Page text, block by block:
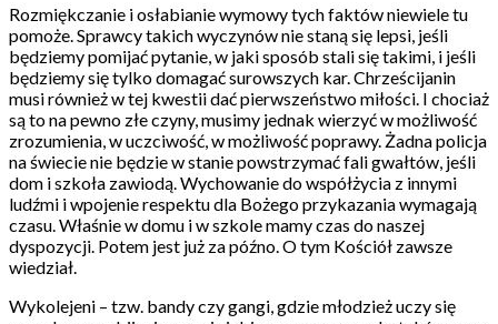
Rozmiękczanie i osłabianie wymowy tych faktów niewiele tu
pomoże. Sprawcy takich wyczynów nie staną się lepsi, jeśli
będziemy pomijać pytanie, w jaki sposób stali się takimi, i jeśli
będziemy się tylko domagać surowszych kar. Chrześcijanin
musi również w tej kwestii dać pierwszeństwo miłości. I chociaż
są to na pewno złe czyny, musimy jednak wierzyć w możliwość
zrozumienia, w uczciwość, w możliwość poprawy. Żadna policja
na świecie nie będzie w stanie powstrzymać fali gwałtów, jeśli
dom i szkoła zawiodą. Wychowanie do współżycia z innymi
ludźmi i wpojenie respektu dla Bożego przykazania wymagają
czasu. Właśnie w domu i w szkole mamy czas do naszej
dyspozycji. Potem jest już za późno. O tym Kościół zawsze
wiedział.
Wykolejeni – tzw. bandy czy gangi, gdzie młodzież uczy się